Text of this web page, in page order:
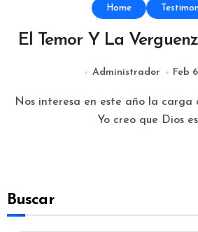
Home
El Temor Y La
Administrador Feb
Nos interesa en este año la carga de la multiplicación.
Yo creo que Dios
Buscar